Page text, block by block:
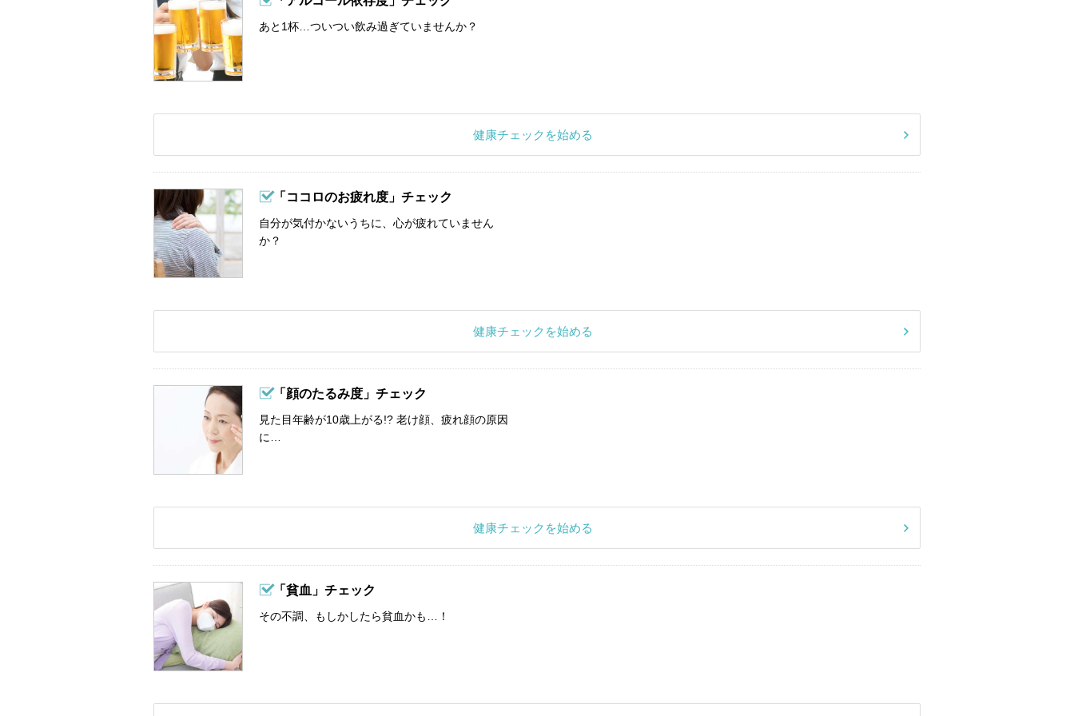
あと1杯…ついつい飲み過ぎていませんか？
健康チェックを始める
「ココロのお疲れ度」チェック
自分が気付かないうちに、心が疲れていません
か？
健康チェックを始める
「顔のたるみ度」チェック
見た目年齢が10歳上がる!? 老け顔、疲れ顔の原因
に…
健康チェックを始める
「貧血」チェック
その不調、もしかしたら貧血かも…！